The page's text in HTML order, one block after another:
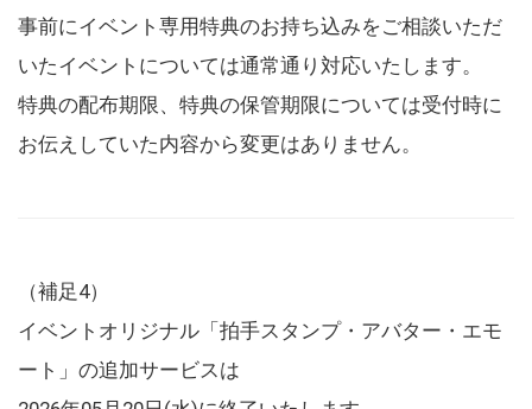
事前にイベント専用特典のお持ち込みをご相談いただ
いたイベントについては通常通り対応いたします。
特典の配布期限、特典の保管期限については受付時に
お伝えしていた内容から変更はありません。
（補足4）
イベントオリジナル「拍手スタンプ・アバター・エモ
ート」の追加サービスは